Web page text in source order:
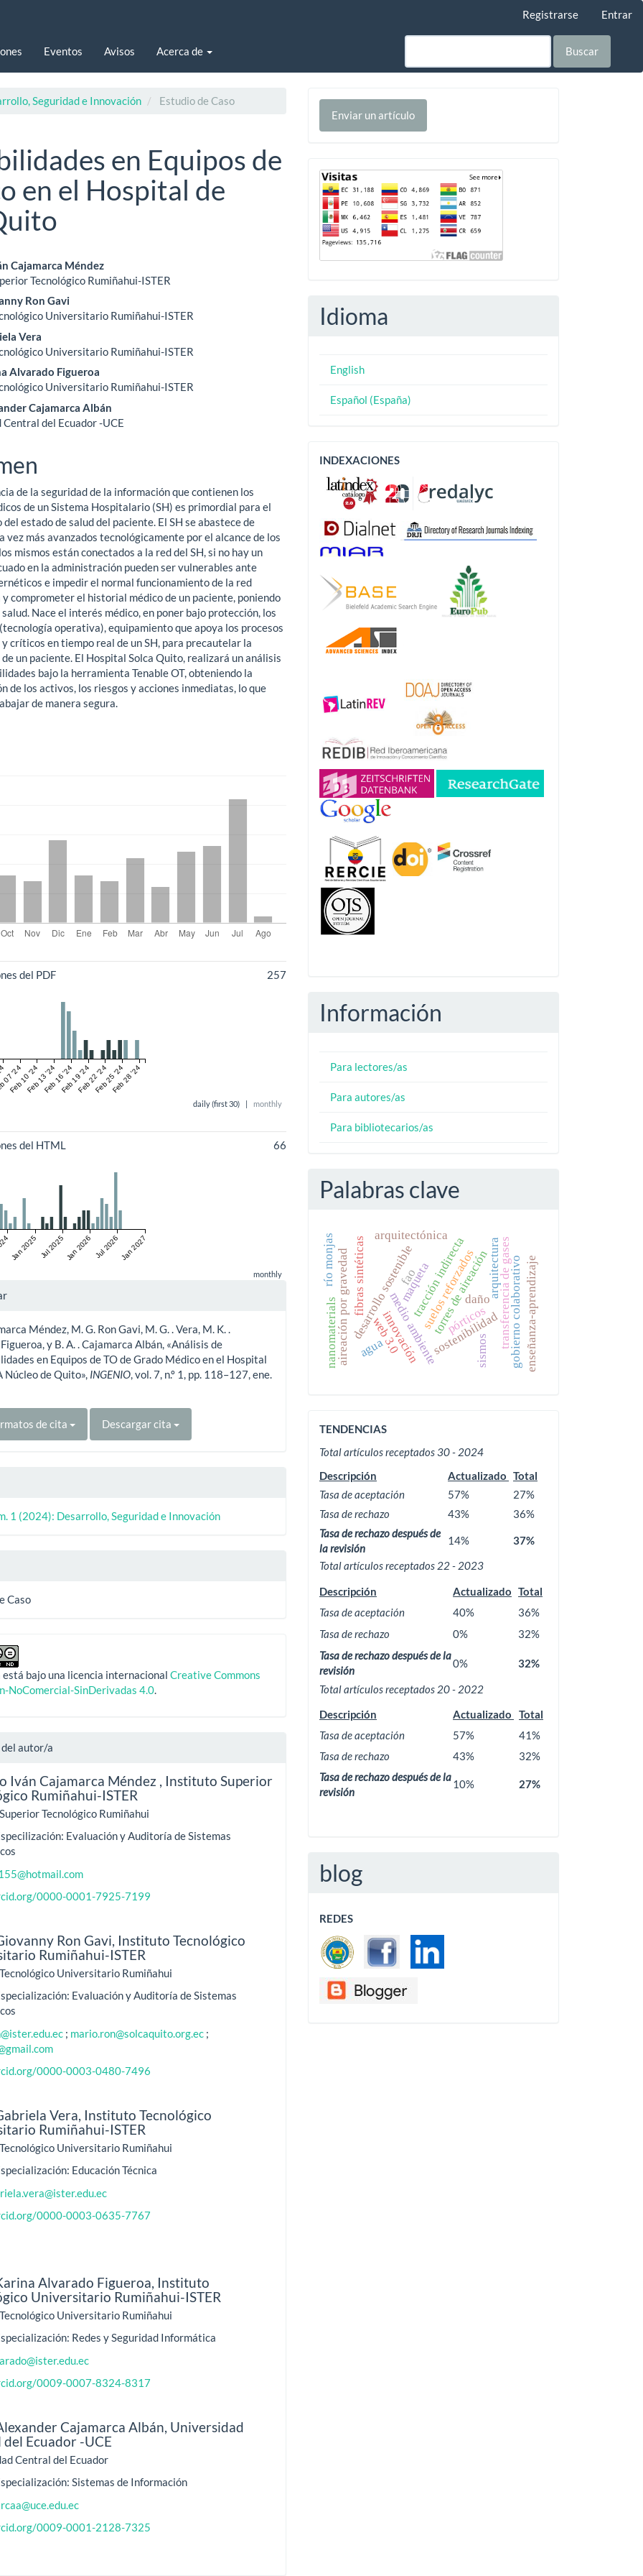
Registrarse Entrar
Eventos Avisos Acerca de Buscar
Seguridad e Innovación Estudio de Caso
en Equipos de
en el Hospital de
Cajamarca Méndez
Tecnológico Rumiñahui-ISTER
Ron Gavi
Universitario Rumiñahui-ISTER
Vera
Universitario Rumiñahui-ISTER
Alvarado Figueroa
Universitario Rumiñahui-ISTER
Cajamarca Albán
del Ecuador -UCE
de la seguridad de la información que contienen los
de un Sistema Hospitalario (SH) es primordial para el
estado de salud del paciente. El SH se abastece de
vez más avanzados tecnológicamente por el alcance de los
mismos están conectados a la red del SH, si no hay un
en la administración pueden ser vulnerables ante
e impedir el normal funcionamiento de la red
comprometer el historial médico de un paciente, poniendo
Nace el interés médico, en poner bajo protección, los
operativa), equipamiento que apoya los procesos
críticos en tiempo real de un SH, para precautelar la
un paciente. El Hospital Solca Quito, realizará un análisis
bajo la herramienta Tenable OT, obteniendo la
de los activos, los riesgos y acciones inmediatas, lo que
de manera segura.
del PDF 257
'24
Feb 10 '24Feb 13 '24Feb 16 '24Feb 19 '24Feb 22 '24Feb 25 '24Feb 28 '24
daily (first 30) | monthly
del HTML 66
Jan 2025Jul 2025Jan 2026Jul 2026Jan 2027
monthly
Méndez, M. G. Ron Gavi, M. G. . Vera, M. K. .
y B. A. . Cajamarca Albán, «Análisis de
en Equipos de TO de Grado Médico en el Hospital
Núcleo de Quito», INGENIO, vol. 7, n.º 1, pp. 118–127, ene.
de cita Descargar cita
1 (2024): Desarrollo, Seguridad e Innovación
Caso
está bajo una licencia internacionalCreative Commons
NoComercial-SinDerivadas 4.0.
autor/a
Iván Cajamarca Méndez , Instituto Superior
Rumiñahui-ISTER
Tecnológico Rumiñahui
Evaluación y Auditoría de Sistemas
0000-0001-7925-7199
Ron Gavi, Instituto Tecnológico
Rumiñahui-ISTER
Universitario Rumiñahui
Evaluación y Auditoría de Sistemas
; mario.ron@solcaquito.org.ec ;
0000-0003-0480-7496
Vera, Instituto Tecnológico
Rumiñahui-ISTER
Universitario Rumiñahui
Educación Técnica
0000-0003-0635-7767
Alvarado Figueroa, Instituto
Universitario Rumiñahui-ISTER
Universitario Rumiñahui
Redes y Seguridad Informática
0009-0007-8324-8317
Cajamarca Albán, Universidad
Ecuador -UCE
Central del Ecuador
Sistemas de Información
0009-0001-2128-7325
Enviar
unEnviar un artículo
Contador
Idioma
English
Español (España)
Indexaciones
INDEXACIONES
Información
Para lectores/as
Para autores/as
Para bibliotecarios/as
Palabras clave
desarrollo sostenible
medio ambientesostenibilidadtransferencia de gases
torres de aireación
aireación por gravedad suelos reforzados
fibras sintéticas tracción indirecta
innovación
web 3.0 gobierno colaborativo
maqueta
arquitectónica
arquitectura enseñanza-aprendizaje
nanomaterials pórticos
sismos
daño
fao
río monjas
agua
ACTIVIDAD
EDITORIAL
TENDENCIAS
Total artículos receptados 30 - 2024
Descripción
Actualizado Total
Tasa de aceptación
57%
27%
Tasa de rechazo
43%
36%
Tasa de rechazo después de
la revisión
14%
37%
Total artículos receptados 22 - 2023
Descripción
Actualizado Total
Tasa de aceptación
40%
36%
Tasa de rechazo
0%
32%
Tasa de rechazo después de la
revisión
0%
32%
Total artículos receptados 20 - 2022
Descripción
Actualizado
Total
Tasa de aceptación
57%
41%
Tasa de rechazo
43%
32%
Tasa de rechazo después de la
revisión
10% 27%
blog
REDES